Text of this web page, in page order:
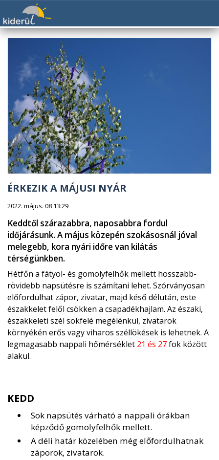
ÉRKEZIK A MÁJUSI NYÁR
2022. május. 08 13:29
Keddtől szárazabbra, naposabbra fordul
időjárásunk. A május közepén szokásosnál jóval
melegebb, kora nyári időre van kilátás
térségünkben.
Hétfőn a fátyol- és gomolyfelhők mellett hosszabb-
rövidebb napsütésre is számítani lehet. Szórványosan
előfordulhat zápor, zivatar, majd késő délután, este
északkelet felől csökken a csapadékhajlam. Az északi,
északkeleti szél sokfelé megélénkül, zivatarok
környékén erős vagy viharos széllökések is lehetnek. A
legmagasabb nappali hőmérséklet 21 és 27fok között
alakul.
KEDD
Sok napsütés várható a nappali órákban
képződő gomolyfelhők mellett.
A déli határ közelében még előfordulhatnak
záporok, zivatarok.